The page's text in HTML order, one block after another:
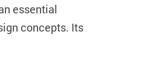
essential
concepts. Its